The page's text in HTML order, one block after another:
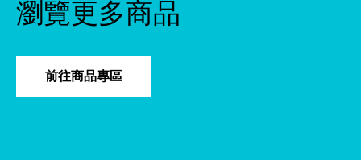
瀏覽更多商品
前往商品專區